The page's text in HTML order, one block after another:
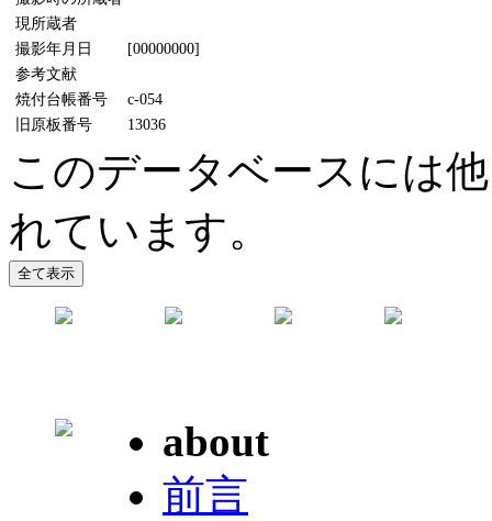
現所蔵者
撮影年月日
[00000000]
参考文献
焼付台帳番号
c-054
旧原板番号
13036
このデータベースには
れています。
about
前言